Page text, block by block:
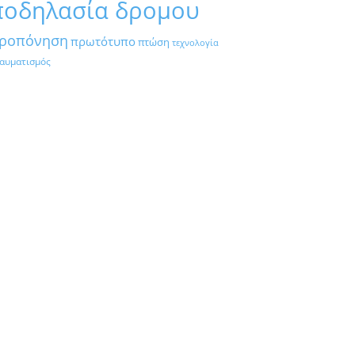
δρομου
πρωτότυποπτώση τεχνολογία